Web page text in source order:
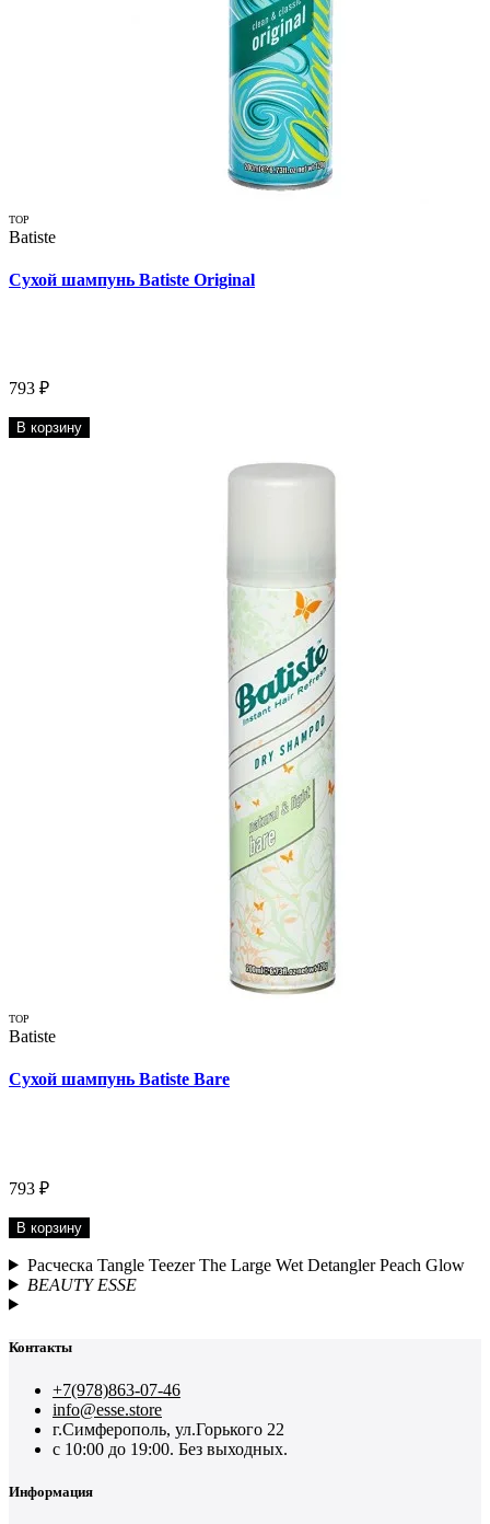
TOP
Batiste
Сухой шампунь Batiste Original
793 ₽
В корзину
TOP
Batiste
Сухой шампунь Batiste Bare
793 ₽
В корзину
Расческа Tangle Teezer The Large Wet Detangler Peach Glow
BEAUTY ESSE
Контакты
+7(978)863-07-46
info@esse.store
г.Симферополь, ул.Горького 22
с 10:00 до 19:00. Без выходных.
Информация